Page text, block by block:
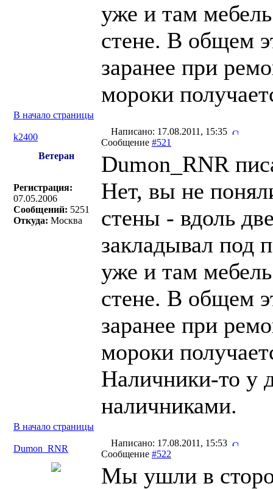
уже и там
стене. В общем
заранее при
мороки
В начало страницы
k2400
Написано: 17.08.2011, 15:35
Сообщение #521
Ветеран
Регистрация:
07.05.2006
Сообщений: 5251
Откуда: Москва
Dumon_RNR
Нет, вы не
стены - вдоль
закладывал под
уже и там
стене. В общем
заранее при
мороки
Наличники-то у
наличниками.
В начало страницы
Dumon_RNR
Написано: 17.08.2011, 15:53
Сообщение #522
Мы ушли в